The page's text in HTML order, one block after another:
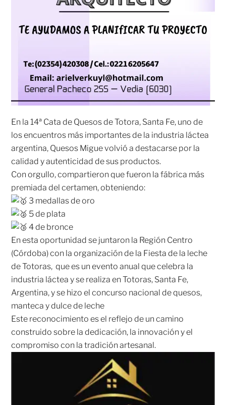
En la 14ª Cata de Quesos de Totora, Santa Fe, uno de
los encuentros más importantes de la industria láctea
argentina, Quesos Migue volvió a destacarse por la
calidad y autenticidad de sus productos.
Con orgullo, compartieron que fueron la fábrica más
premiada del certamen, obteniendo:
3 medallas de oro
5 de plata
4 de bronce
En esta oportunidad se juntaron la Región Centro
(Córdoba) con la organización de la Fiesta de la leche
de Totoras, que es unevento anual que celebra la
industria láctea y se realiza en Totoras, Santa Fe,
Argentina,y se hizo el concurso nacional de quesos,
manteca y dulce de leche
Este reconocimiento es el reflejo de un camino
construido sobre la dedicación, la innovación y el
compromiso con la tradición artesanal.